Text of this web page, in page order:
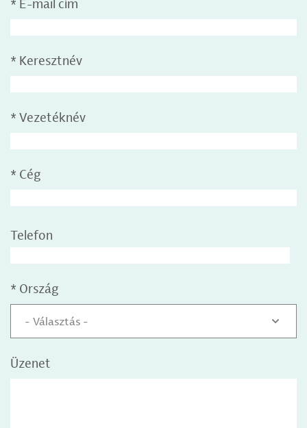
* E-mail cím
* Keresztnév
* Vezetéknév
* Cég
Telefon
* Ország
- Választás -
Üzenet